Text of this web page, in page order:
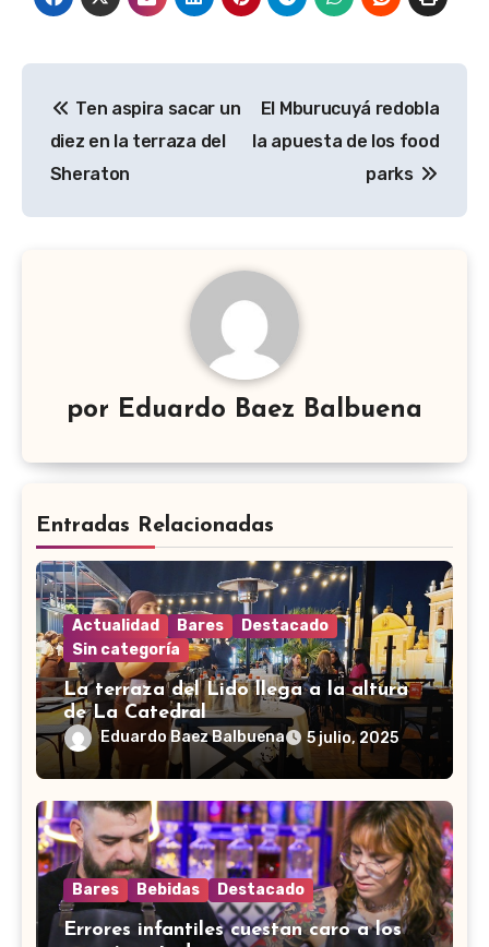
de
entradas
Ten aspira sacar un
diez en la terraza del
Sheraton
El Mburucuyá redobla
la apuesta de los food
parks
por Eduardo Baez Balbuena
Entradas Relacionadas
Actualidad Bares
Destacado
Sin categoría
La terraza del Lido llega a la altura
de La Catedral
Eduardo Baez Balbuena 5 julio, 2025
Bares Bebidas Destacado
Errores infantiles cuestan caro a los